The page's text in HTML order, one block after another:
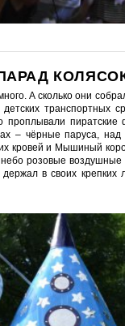
А сколько они
транспортных
– чёрные паруса,
кровей и Мышиный
розовые
в своих